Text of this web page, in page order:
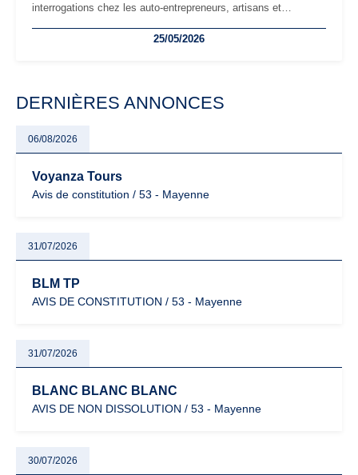
interrogations chez les auto-entrepreneurs, artisans et
facturation ou risque de bascule vers la TVA : les règles
25/05/2026
DERNIÈRES ANNONCES
06/08/2026
Voyanza Tours
Avis de constitution / 53 - Mayenne
31/07/2026
BLM TP
AVIS DE CONSTITUTION / 53 - Mayenne
31/07/2026
BLANC BLANC BLANC
AVIS DE NON DISSOLUTION / 53 - Mayenne
30/07/2026